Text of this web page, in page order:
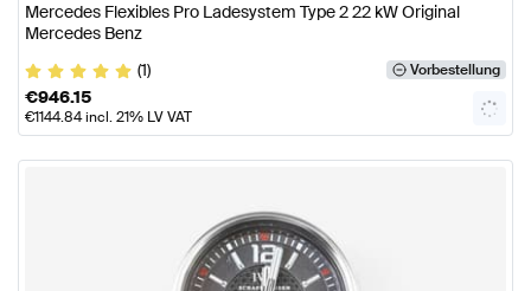
Mercedes Flexibles Pro Ladesystem Type 2 22 kW Original
Mercedes Benz
(1)
Vorbestellung
€946.15
€1144.84incl. 21% LV VAT